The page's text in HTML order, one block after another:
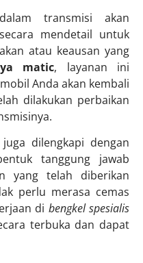
transmisi akan
mendetail untuk
atau keausan yang
matic, layanan ini
Anda akan kembali
dilakukan perbaikan
dilengkapi dengan
tanggung jawab
yang telah diberikan
perlu merasa cemas
di bengkel spesialis
terbuka dan dapat